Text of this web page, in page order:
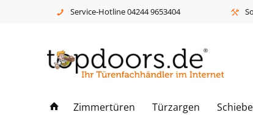
Service-Hotline 04244 9653404
Zimmertüren Türzargen